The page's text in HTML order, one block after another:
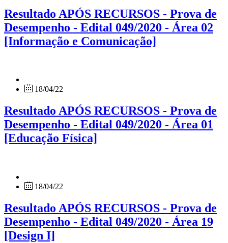
Resultado APÓS RECURSOS - Prova de
Desempenho - Edital 049/2020 - Área 02
[Informação e Comunicação]
18/04/22
Resultado APÓS RECURSOS - Prova de
Desempenho - Edital 049/2020 - Área 01
[Educação Física]
18/04/22
Resultado APÓS RECURSOS - Prova de
Desempenho - Edital 049/2020 - Área 19
[Design I]